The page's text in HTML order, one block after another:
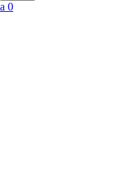
0